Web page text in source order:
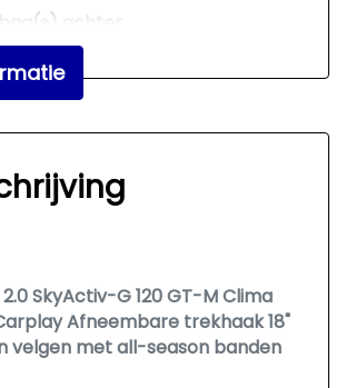
achter
voor
detectie
voor
-
SkyActiv-G 120 GT-M Clima
Afneembare trekhaak 18"
velgen met all-season banden